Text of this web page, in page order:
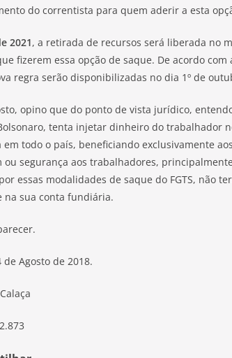
do correntista para quem aderir a esta
2021, a retirada de recursos será liberada no
fizerem essa opção de saque. De acordo
regra serão disponibilizadas no dia 1º de
opino que do ponto de vista jurídico,
tenta injetar dinheiro do trabalhador
em todo o país, beneficiando exclusivamente
ou segurança aos trabalhadores,
essas modalidades de saque do FGTS, não
na sua conta fundiária.
de Agosto de 2018.